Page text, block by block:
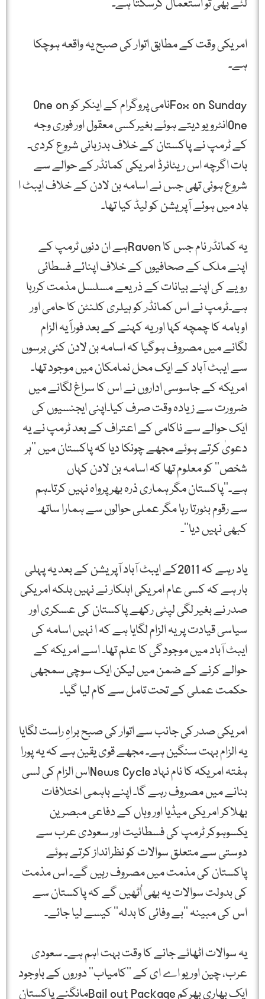
لئے بھی تو استعمال کرسکتا ہے۔
امریکی وقت کے مطابق اتوار کی صبح یہ واقعہ ہوچکا
ہے۔
Fox on Sundayنامی پروگرام کے اینکر کو One on
Oneانٹرویو دیتے ہوئے بغیرکسی معقول اور فوری وجہ
کے ٹرمپ نے پاکستان کے خلاف بدزبانی شروع کردی۔
بات اگرچہ اس ریٹائرڈ امریکی کمانڈر کے حوالے سے
شروع ہوئی تھی جس نے اسامہ بن لادن کے خلاف ایبٹ ا
ٓباد میں ہوئے آپریشن کو لیڈ کیا تھا۔
یہ کمانڈر نام جس کا Ravenہے ان دنوں ٹرمپ کے
اپنے ملک کے صحافیوں کے خلاف اپنائے فسطائی
رویے کی اپنے بیانات کے ذریعے مسلسل مذمت کررہا
ہے۔ٹرمپ نے اس کمانڈر کو ہیلری کلنٹن کا حامی اور
اوبامہ کا چمچہ کہا اور یہ کہنے کے بعد فوراََ یہ الزام
لگانے میں مصروف ہوگیا کہ اسامہ بن لادن کئی برسوں
سے ایبٹ آباد کے ایک محل نمامکان میں موجود تھا۔
امریکہ کے جاسوسی اداروں نے اس کا سراغ لگانے میں
ضرورت سے زیادہ وقت صرف کیا۔اپنی ایجنسیوں کی
ایک حوالے سے ناکامی کے اعتراف کے بعد ٹرمپ نے یہ
دعویٰ کرتے ہوئے مجھے چونکا دیا کہ پاکستان میں ’’ہر
شخص‘‘ کو معلوم تھا کہ اسامہ بن لادن کہاں
ہے۔’’پاکستان مگر ہماری ذرہ بھر پرواہ نہیں کرتا۔ہم
سے رقوم بٹورتا رہا مگر عملی حوالوں سے ہمارا ساتھ
کبھی نہیں دیا‘‘۔
یاد رہے کہ 2011کے ایبٹ آباد آپریشن کے بعد یہ پہلی
بار ہے کہ کسی عام امریکی اہلکار نے نہیں بلکہ امریکی
صدر نے بغیر لگی لپٹی رکھے پاکستان کی عسکری اور
سیاسی قیادت پر یہ الزام لگایا ہے کہ ا نہیں اسامہ کی
ایبٹ آباد میں موجودگی کا علم تھا۔ اسے امریکہ کے
حوالے کرنے کے ضمن میں لیکن ایک سوچی سمجھی
حکمت عملی کے تحت تامل سے کام لیا گیا۔
امریکی صدر کی جانب سے اتوار کی صبح براہِ راست لگایا
یہ الزام بہت سنگین ہے۔ مجھے قوی یقین ہے کہ یہ پورا
ہفتہ امریکہ کا نام نہاد News Cycleاس الزام کی لسی
بنانے میں مصروف رہے گا۔ اپنے باہمی اختلافات
بھلاکر امریکی میڈیا اور وہاں کے دفاعی مبصرین
یکسوہوکر ٹرمپ کی فسطائیت اور سعودی عرب سے
دوستی سے متعلق سوالات کو نظرانداز کرتے ہوئے
پاکستان کی مذمت میں مصروف رہیں گے۔ اس مذمت
کی بدولت سوالات یہ بھی اُٹھیں گے کہ پاکستان سے
اس کی مبینہ ’’بے وفائی کا بدلہ‘‘ کیسے لیا جائے۔
یہ سوالات اٹھائے جانے کا وقت بہت اہم ہے۔ سعودی
عرب، چین اور یو اے ای کے ’’کامیاب‘‘ دوروں کے باوجود
ایک بھاری بھرکم Bail out Packageمانگنے پاکستان